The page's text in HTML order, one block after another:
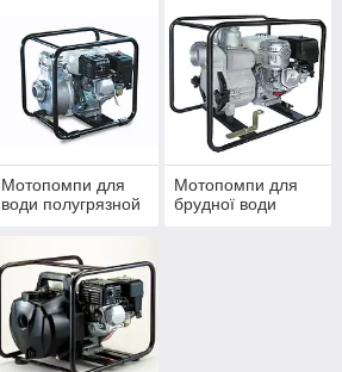
Мотопомпи для
води полугрязной
Мотопомпи для
брудної води